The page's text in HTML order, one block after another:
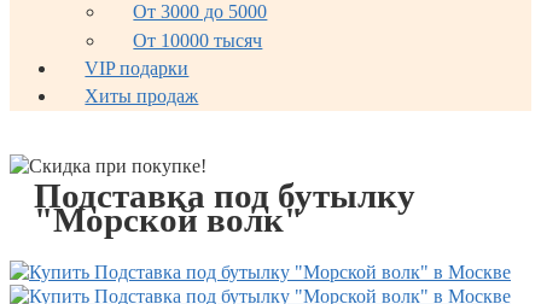
От 3000 до 5000
От 10000 тысяч
VIP подарки
Хиты продаж
Подставка под бутылку
"Морской волк"